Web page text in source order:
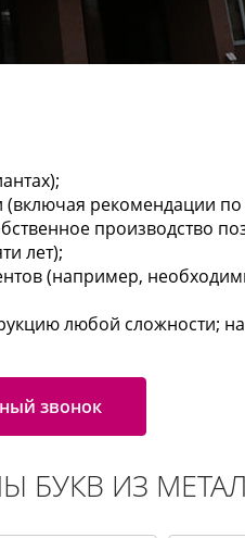
рекомендации по
производство
лет);
(например,
любой сложности; на
звонок
БУКВ ИЗ